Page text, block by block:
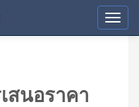
สนอราคา